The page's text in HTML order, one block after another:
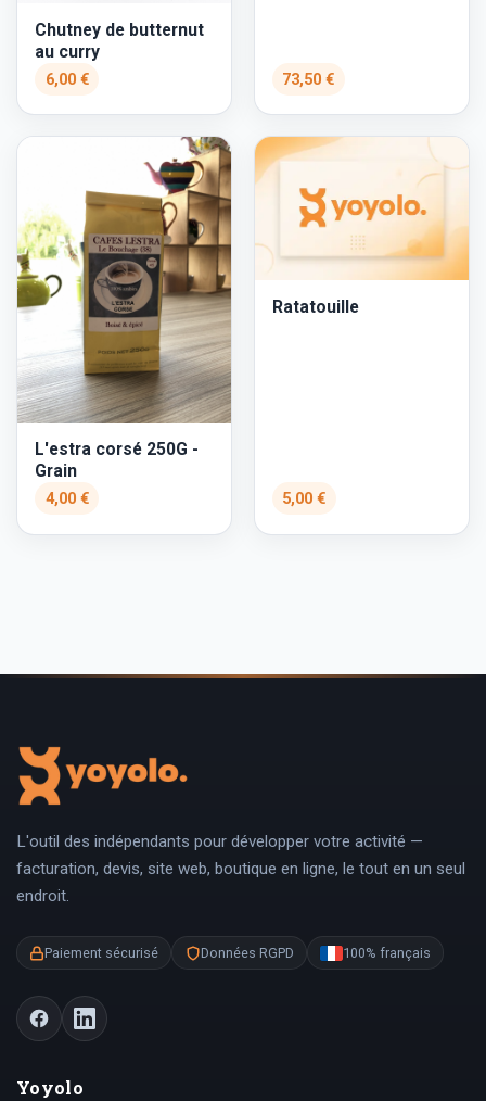
Chutney de butternut
au curry
6,00 € 73,50 €
L'estra corsé 250G -
Grain
4,00 €
Ratatouille
5,00 €
L'outil des indépendants pour développer votre activité —
facturation, devis, site web, boutique en ligne, le tout en un seul
endroit.
Paiement sécurisé Données RGPD 100% français
Yoyolo